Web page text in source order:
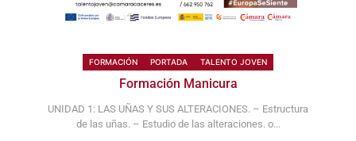
FORMACIÓN PORTADA TALENTO JOVEN
Formación Manicura
UNIDAD 1: LAS UÑAS Y SUS ALTERACIONES. – Estructura
de las uñas. – Estudio de las alteraciones. o...